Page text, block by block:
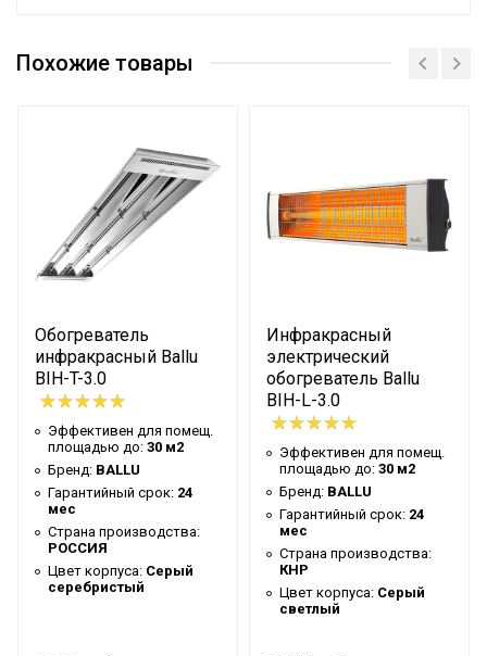
площадью до
Страна производства
Цвет корпуса
Серый серебристый
Потребительский класс
Стандарт
Макс. потребляемая
Защитная решетка Нет
Тип нагревательного
элемента
Трубчатый
электронагреватель
(ТЭН)
Вариант размещения
Горизонтальное
Вид установки
(крепления)
Настенная,Потолочная
Напряжение
электропитания
Array В
Нет
Руководство по эксплуатации
Похожие товары
Обогреватель
инфракрасный Ballu
BIH-T-3.0
Эффективен для помещ.
площадью до: 30 м2
Бренд: BALLU
Гарантийный срок: 24
мес
Страна производства:
РОССИЯ
Цвет корпуса: Серый
серебристый
Инфракрасный
электрический
обогреватель Ballu
BIH-L-3.0
Эффективен для помещ.
площадью до: 30 м2
Бренд: BALLU
Гарантийный срок: 24
мес
Страна производства:
КНР
Цвет корпуса: Серый
светлый